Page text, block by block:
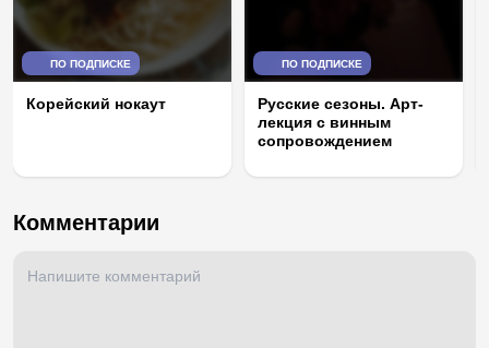
ПО ПОДПИСКЕ
Корейский нокаут
ПО ПОДПИСКЕ
Русские сезоны. Арт-
лекция с винным
сопровождением
Комментарии